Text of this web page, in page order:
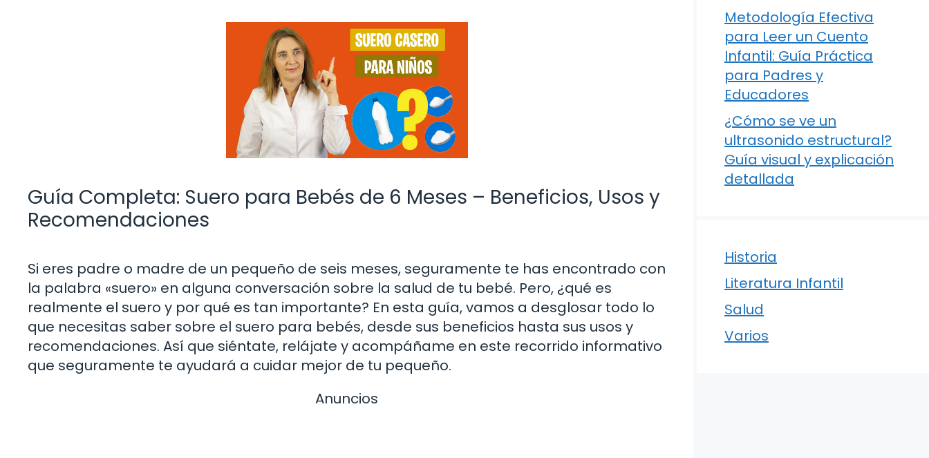
Guía Completa: Suero para Bebés de 6 Meses – Beneficios, Usos y
Recomendaciones
Si eres padre o madre de un pequeño de seis meses, seguramente te has encontrado con
la palabra «suero» en alguna conversación sobre la salud de tu bebé. Pero, ¿qué es
realmente el suero y por qué es tan importante? En esta guía, vamos a desglosar todo lo
que necesitas saber sobre el suero para bebés, desde sus beneficios hasta sus usos y
recomendaciones. Así que siéntate, relájate y acompáñame en este recorrido informativo
que seguramente te ayudará a cuidar mejor de tu pequeño.
Anuncios
Metodología Efectiva
para Leer un Cuento
Infantil: Guía Práctica
para Padres y
Educadores
¿Cómo se ve un
ultrasonido estructural?
Guía visual y explicación
detallada
Historia
Literatura Infantil
Salud
Varios